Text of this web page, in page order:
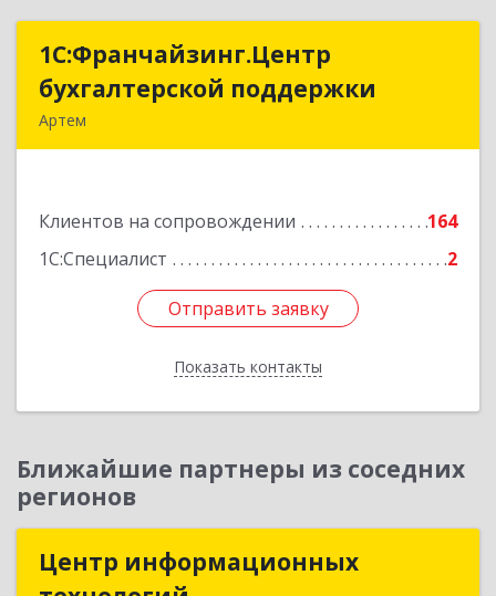
1С:Франчайзинг.Центр
бухгалтерской поддержки
Артем
Клиентов на сопровождении
164
1С:Специалист
2
Отправить заявку
Показать контакты
1С:Франчайзинг.Центр
бухгалтерской поддержки
Подробнее
Отправить заявку
Назад
Ближайшие партнеры из соседних
регионов
Центр информационных
Центр информационных